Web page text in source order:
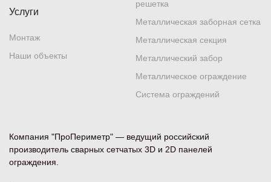
Компания "ПроПериметр" — ведущий российский
производитель сварных сетчатых 3D и 2D панелей
ограждения.
решетка
Металлическая заборная сетка
Металлическая секция
Металлический забор
Металлическое ограждение
Система ограждений
Услуги
Монтаж
Наши объекты